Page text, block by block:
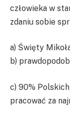
człowieka w
zdaniu sobie
a) Święty
b)
c) 90%
pracować za